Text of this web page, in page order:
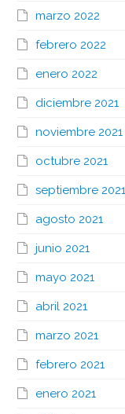
marzo 2022
febrero 2022
enero 2022
diciembre 2021
noviembre 2021
octubre 2021
septiembre 2021
agosto 2021
junio 2021
mayo 2021
abril 2021
marzo 2021
febrero 2021
enero 2021